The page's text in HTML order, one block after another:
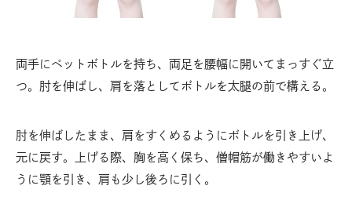
両手にペットボトルを持ち、両足を腰幅に開いてまっすぐ立
つ。肘を伸ばし、肩を落としてボトルを太腿の前で構える。
肘を伸ばしたまま、肩をすくめるようにボトルを引き上げ、
元に戻す。上げる際、胸を高く保ち、僧帽筋が働きやすいよ
うに顎を引き、肩も少し後ろに引く。